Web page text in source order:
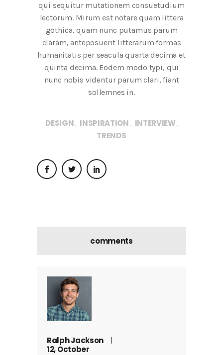
qui sequitur mutationem consuetudium
lectorum. Mirum est notare quam littera
gothica, quam nunc putamus parum
claram, anteposuerit litterarum formas
humanitatis per seacula quarta decima et
quinta decima. Eodem modo typi, qui
nunc nobis videntur parum clari, fiant
sollemnes in.
DESIGN, INSPIRATION , INTERVIEW ,
TRENDS
comments
Ralph Jackson
12, October